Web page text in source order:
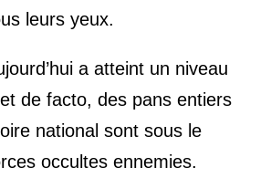
leurs yeux.
a atteint un niveau
de facto, des pans entiers
national sont sous le
occultes ennemies.